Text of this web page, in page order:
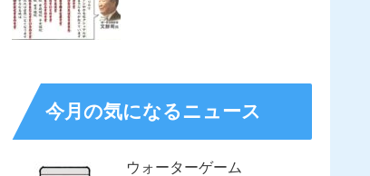
今月の気になるニュース
ウォーターゲーム